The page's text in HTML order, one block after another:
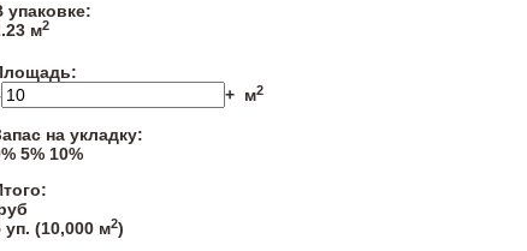
упаковке:
м2
+ м2
на укладку:
5% 10%
уп. (10,000 м2)